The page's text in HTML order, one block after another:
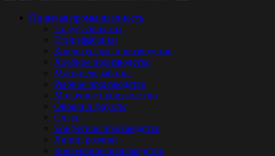
Пищевая промышленность
Полуфабрикаты
Птицефабрики
Кондитерское производство
Хлебное производство
Мясо-переработка
Рыбное производство
Молочное производство
Овощи и фрукты
Снэки
Конфетное производство
Линии розлива
Консервное производство